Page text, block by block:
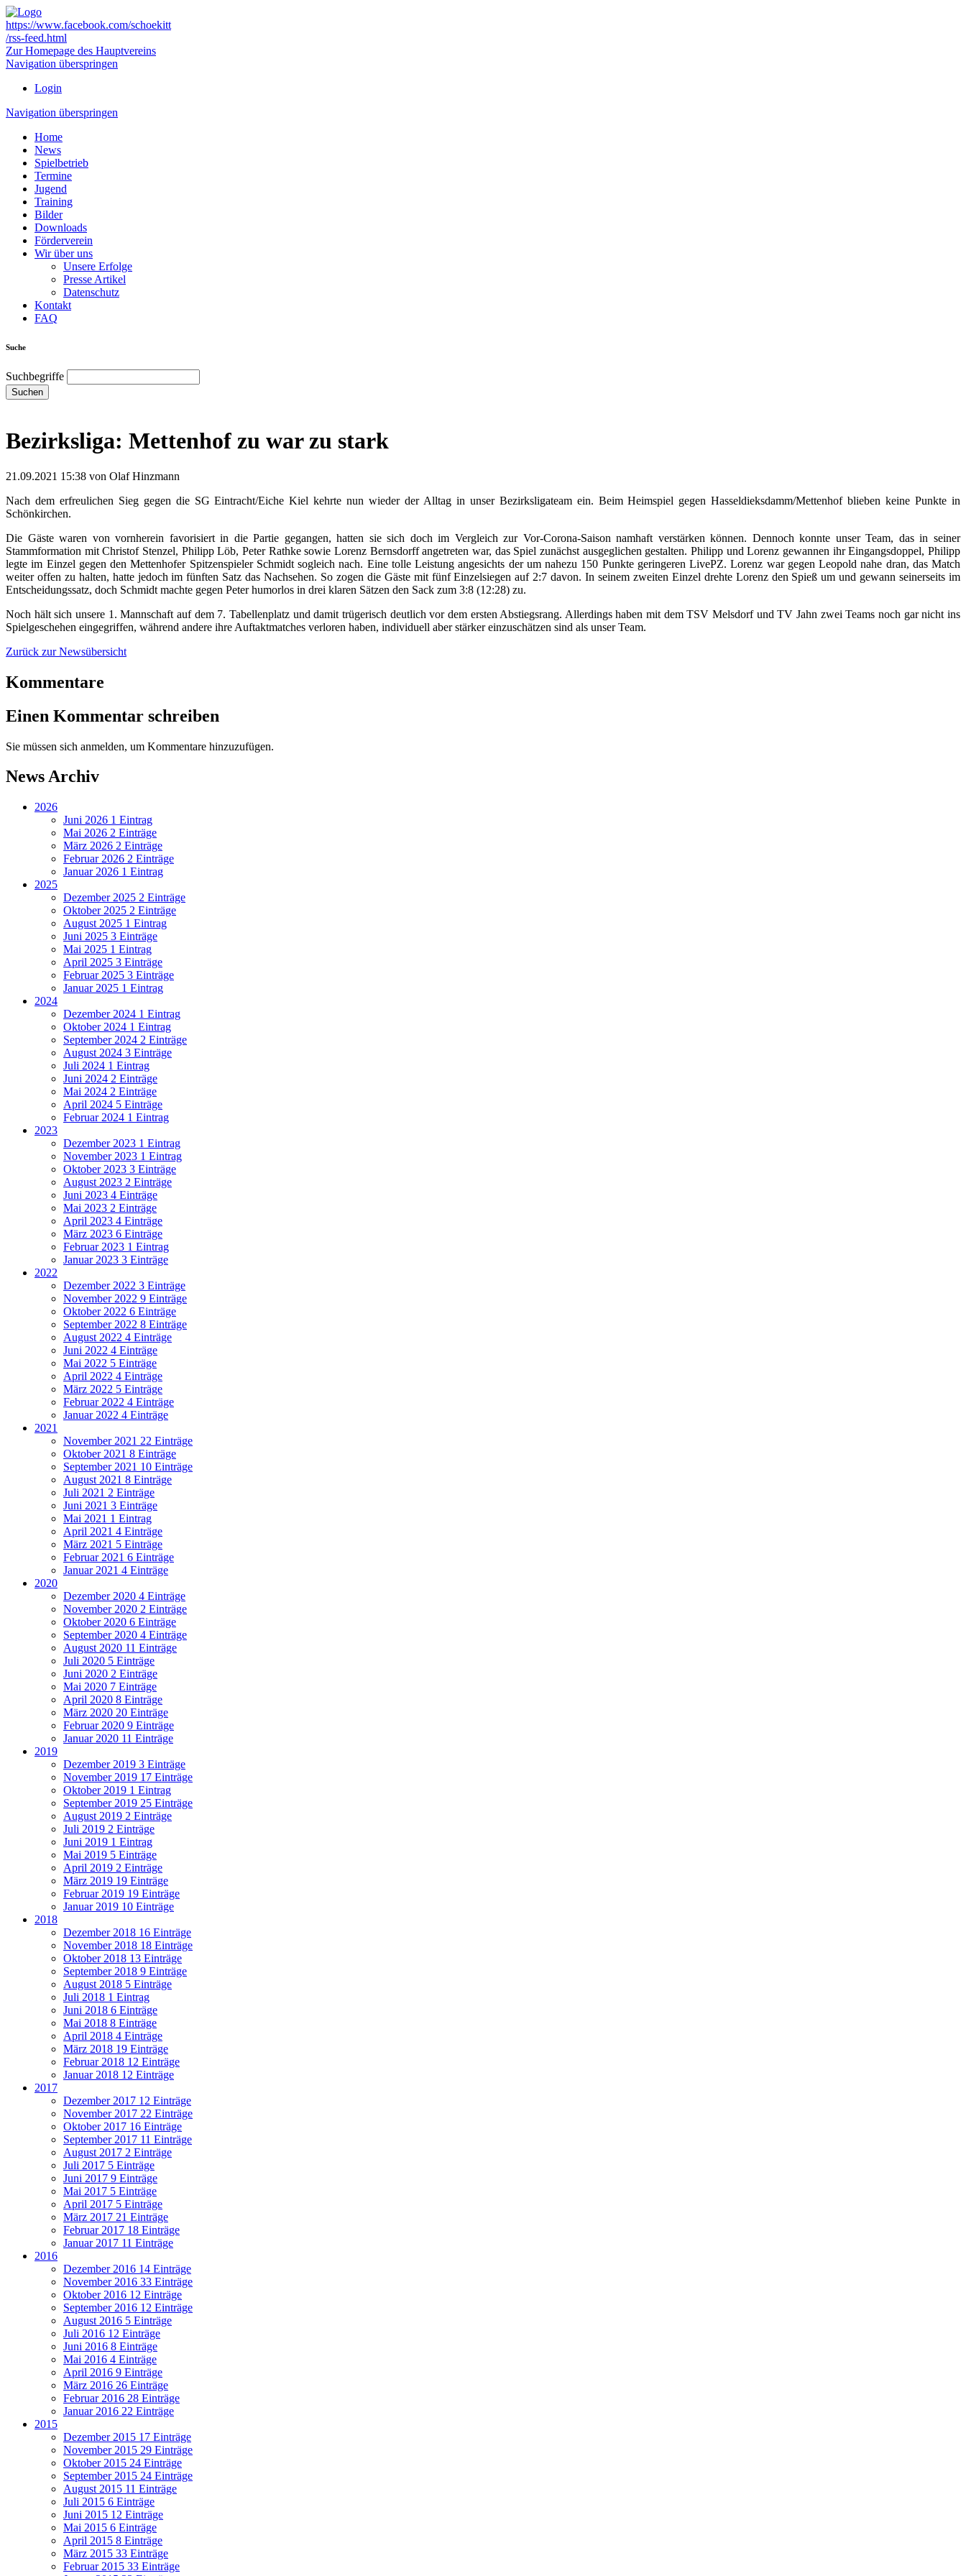
https://www.facebook.com/schoekitt
/rss-feed.html
Zur Homepage des Hauptvereins
Navigation überspringen
Login
Navigation überspringen
Home
News
Spielbetrieb
Termine
Jugend
Training
Bilder
Downloads
Förderverein
Wir über uns
Unsere Erfolge
Presse Artikel
Datenschutz
Kontakt
FAQ
Suche
Suchbegriffe
Suchen
Bezirksliga: Mettenhof zu war zu stark
21.09.2021 15:38 von Olaf Hinzmann
Nach dem erfreulichen Sieg gegen die SG Eintracht/Eiche Kiel kehrte nun wieder der Alltag in unser Bezirksligateam ein. Beim Heimspiel gegen Hasseldieksdamm/Mettenhof blieben keine Punkte in
Schönkirchen.
Die Gäste waren von vornherein favorisiert in die Partie gegangen, hatten sie sich doch im Vergleich zur Vor-Corona-Saison namhaft verstärken können. Dennoch konnte unser Team, das in seiner
Stammformation mit Christof Stenzel, Philipp Löb, Peter Rathke sowie Lorenz Bernsdorff angetreten war, das Spiel zunächst ausgeglichen gestalten. Philipp und Lorenz gewannen ihr Eingangsdoppel, Philipp
legte im Einzel gegen den Mettenhofer Spitzenspieler Schmidt sogleich nach. Eine tolle Leistung angesichts der um nahezu 150 Punkte geringeren LivePZ. Lorenz war gegen Leopold nahe dran, das Match
weiter offen zu halten, hatte jedoch im fünften Satz das Nachsehen. So zogen die Gäste mit fünf Einzelsiegen auf 2:7 davon. In seinem zweiten Einzel drehte Lorenz den Spieß um und gewann seinerseits im
Entscheidungssatz, doch Schmidt machte gegen Peter humorlos in drei klaren Sätzen den Sack zum 3:8 (12:28) zu.
Noch hält sich unsere 1. Mannschaft auf dem 7. Tabellenplatz und damit trügerisch deutlich vor dem ersten Abstiegsrang. Allerdings haben mit dem TSV Melsdorf und TV Jahn zwei Teams noch gar nicht ins
Spielgeschehen eingegriffen, während andere ihre Auftaktmatches verloren haben, individuell aber stärker einzuschätzen sind als unser Team.
Zurück zur Newsübersicht
Kommentare
Einen Kommentar schreiben
Sie müssen sich anmelden, um Kommentare hinzuzufügen.
News Archiv
2026
Juni 2026 1 Eintrag
Mai 2026 2 Einträge
März 2026 2 Einträge
Februar 2026 2 Einträge
Januar 2026 1 Eintrag
2025
Dezember 2025 2 Einträge
Oktober 2025 2 Einträge
August 2025 1 Eintrag
Juni 2025 3 Einträge
Mai 2025 1 Eintrag
April 2025 3 Einträge
Februar 2025 3 Einträge
Januar 2025 1 Eintrag
2024
Dezember 2024 1 Eintrag
Oktober 2024 1 Eintrag
September 2024 2 Einträge
August 2024 3 Einträge
Juli 2024 1 Eintrag
Juni 2024 2 Einträge
Mai 2024 2 Einträge
April 2024 5 Einträge
Februar 2024 1 Eintrag
2023
Dezember 2023 1 Eintrag
November 2023 1 Eintrag
Oktober 2023 3 Einträge
August 2023 2 Einträge
Juni 2023 4 Einträge
Mai 2023 2 Einträge
April 2023 4 Einträge
März 2023 6 Einträge
Februar 2023 1 Eintrag
Januar 2023 3 Einträge
2022
Dezember 2022 3 Einträge
November 2022 9 Einträge
Oktober 2022 6 Einträge
September 2022 8 Einträge
August 2022 4 Einträge
Juni 2022 4 Einträge
Mai 2022 5 Einträge
April 2022 4 Einträge
März 2022 5 Einträge
Februar 2022 4 Einträge
Januar 2022 4 Einträge
2021
November 2021 22 Einträge
Oktober 2021 8 Einträge
September 2021 10 Einträge
August 2021 8 Einträge
Juli 2021 2 Einträge
Juni 2021 3 Einträge
Mai 2021 1 Eintrag
April 2021 4 Einträge
März 2021 5 Einträge
Februar 2021 6 Einträge
Januar 2021 4 Einträge
2020
Dezember 2020 4 Einträge
November 2020 2 Einträge
Oktober 2020 6 Einträge
September 2020 4 Einträge
August 2020 11 Einträge
Juli 2020 5 Einträge
Juni 2020 2 Einträge
Mai 2020 7 Einträge
April 2020 8 Einträge
März 2020 20 Einträge
Februar 2020 9 Einträge
Januar 2020 11 Einträge
2019
Dezember 2019 3 Einträge
November 2019 17 Einträge
Oktober 2019 1 Eintrag
September 2019 25 Einträge
August 2019 2 Einträge
Juli 2019 2 Einträge
Juni 2019 1 Eintrag
Mai 2019 5 Einträge
April 2019 2 Einträge
März 2019 19 Einträge
Februar 2019 19 Einträge
Januar 2019 10 Einträge
2018
Dezember 2018 16 Einträge
November 2018 18 Einträge
Oktober 2018 13 Einträge
September 2018 9 Einträge
August 2018 5 Einträge
Juli 2018 1 Eintrag
Juni 2018 6 Einträge
Mai 2018 8 Einträge
April 2018 4 Einträge
März 2018 19 Einträge
Februar 2018 12 Einträge
Januar 2018 12 Einträge
2017
Dezember 2017 12 Einträge
November 2017 22 Einträge
Oktober 2017 16 Einträge
September 2017 11 Einträge
August 2017 2 Einträge
Juli 2017 5 Einträge
Juni 2017 9 Einträge
Mai 2017 5 Einträge
April 2017 5 Einträge
März 2017 21 Einträge
Februar 2017 18 Einträge
Januar 2017 11 Einträge
2016
Dezember 2016 14 Einträge
November 2016 33 Einträge
Oktober 2016 12 Einträge
September 2016 12 Einträge
August 2016 5 Einträge
Juli 2016 12 Einträge
Juni 2016 8 Einträge
Mai 2016 4 Einträge
April 2016 9 Einträge
März 2016 26 Einträge
Februar 2016 28 Einträge
Januar 2016 22 Einträge
2015
Dezember 2015 17 Einträge
November 2015 29 Einträge
Oktober 2015 24 Einträge
September 2015 24 Einträge
August 2015 11 Einträge
Juli 2015 6 Einträge
Juni 2015 12 Einträge
Mai 2015 6 Einträge
April 2015 8 Einträge
März 2015 33 Einträge
Februar 2015 33 Einträge